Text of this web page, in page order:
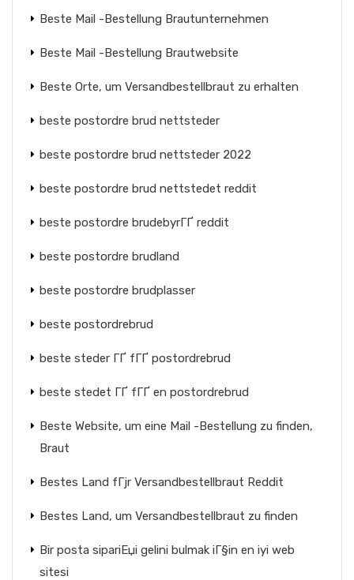
Beste Mail -Bestellung Brautunternehmen
Beste Mail -Bestellung Brautwebsite
Beste Orte, um Versandbestellbraut zu erhalten
beste postordre brud nettsteder
beste postordre brud nettsteder 2022
beste postordre brud nettstedet reddit
beste postordre brudebyrГҐ reddit
beste postordre brudland
beste postordre brudplasser
beste postordrebrud
beste steder ГҐ fГҐ postordrebrud
beste stedet ГҐ fГҐ en postordrebrud
Beste Website, um eine Mail -Bestellung zu finden,
Braut
Bestes Land fГјr Versandbestellbraut Reddit
Bestes Land, um Versandbestellbraut zu finden
Bir posta sipariЕџi gelini bulmak iГ§in en iyi web
sitesi